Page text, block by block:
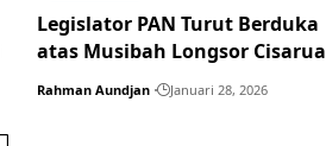
Legislator PAN Turut Berduka
atas Musibah Longsor Cisarua
Rahman Aundjan Januari 28, 2026